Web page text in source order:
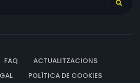
FAQ
ACTUALITZACIONS
POLÍTICA DE COOKIES